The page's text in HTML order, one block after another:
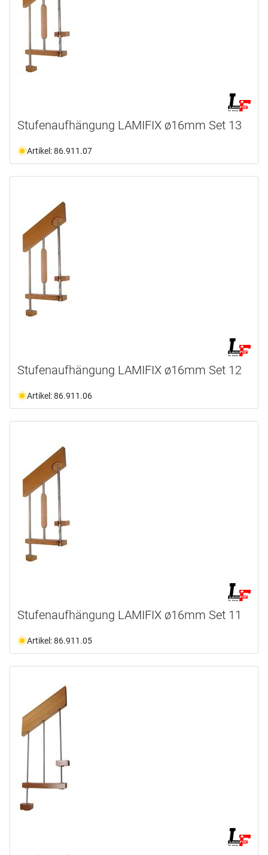
Stufenaufhängung LAMIFIX ø16mm Set 13
Artikel: 86.911.07
Stufenaufhängung LAMIFIX ø16mm Set 12
Artikel: 86.911.06
Stufenaufhängung LAMIFIX ø16mm Set 11
Artikel: 86.911.05